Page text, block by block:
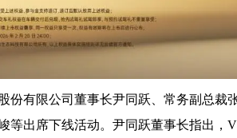
份有限公司董事长尹同跃、常务副总裁
等出席下线活动。尹同跃董事长指出